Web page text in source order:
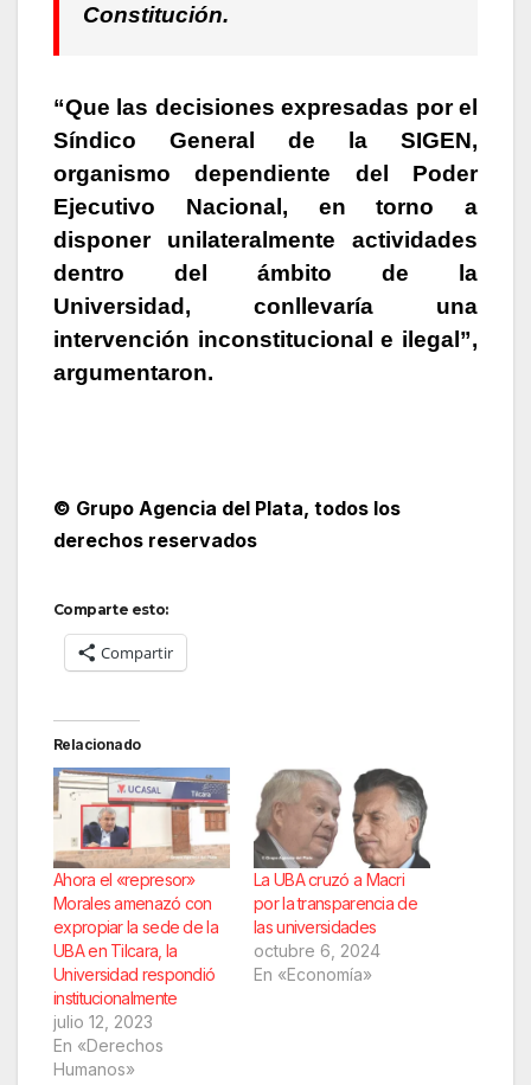
Constitución.
“Que las decisiones expresadas por el
Síndico General de la SIGEN,
organismo dependiente del Poder
Ejecutivo Nacional, en torno a
disponer unilateralmente actividades
dentro del ámbito de la
Universidad, conllevaría una
intervención inconstitucional e ilegal”,
argumentaron.
© Grupo Agencia del Plata, todos los
derechos reservados
Comparte esto:
Compartir
Relacionado
Ahora el «represor»
Morales amenazó con
expropiar la sede de la
UBA en Tilcara, la
Universidad respondió
institucionalmente
julio 12, 2023
En «Derechos
Humanos»
La UBA cruzó a Macri
por la transparencia de
las universidades
octubre 6, 2024
En «Economía»